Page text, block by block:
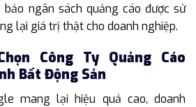
ngân sách quảng cáo được sử
lại giá trị thật cho doanh nghiệp.
Công Ty Quảng Cáo
Bất Động Sản
mang lại hiệu quả cao, doanh